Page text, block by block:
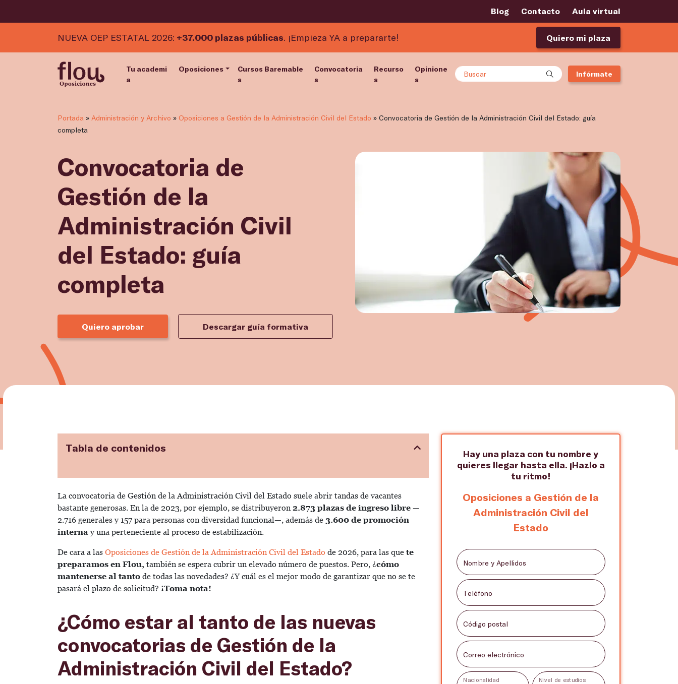
Blog Contacto Aula virtual
NUEVA OEP ESTATAL 2026: +37.000 plazas públicas. ¡Empieza YA a prepararte! Quiero mi plaza
Tu academi
a
Oposiciones
Cursos Baremable
s
Convocatoria
s
Recurso
s
Opinione
s
Buscar Infórmate
Portada » Administración y Archivo » Oposiciones a Gestión de la Administración Civil del Estado » Convocatoria de Gestión de la Administración Civil del Estado: guía
completa
Convocatoria de
Gestión de la
Administración Civil
del Estado: guía
completa
Quiero aprobar Descargar guía formativa
Tabla de contenidos
La convocatoria de Gestión de la Administración Civil del Estado suele abrir tandas de vacantes
bastante generosas. En la de 2023, por ejemplo, se distribuyeron 2.873 plazas de ingreso libre —
2.716 generales y 157 para personas con diversidad funcional—, además de 3.600 de promoción
internay una perteneciente al proceso de estabilización.
De cara a las Oposiciones de Gestión de la Administración Civil del Estado de 2026, para las que te
preparamos en Flou, también se espera cubrir un elevado número de puestos. Pero, ¿cómo
mantenerse al tanto de todas las novedades? ¿Y cuál es el mejor modo de garantizar que no se te
pasará el plazo de solicitud? ¡Toma nota!
¿Cómo estar al tanto de las nuevas
convocatorias de Gestión de la
Administración Civil del Estado?
Hay una plaza con tu nombre y
quieres llegar hasta ella. ¡Hazlo a
tu ritmo!
Oposiciones a Gestión de la
Administración Civil del
Estado
Nombre y Apellidos
Teléfono
Código postal
Correo electrónico
Nacionalidad Nivel de estudios